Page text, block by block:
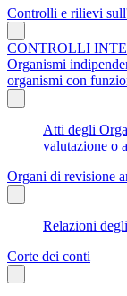
Controlli e rilievi
CONTROLLI
Organismi
organismi con
Atti degli
valutazione o
Organi di revisione
Relazioni
Corte dei conti